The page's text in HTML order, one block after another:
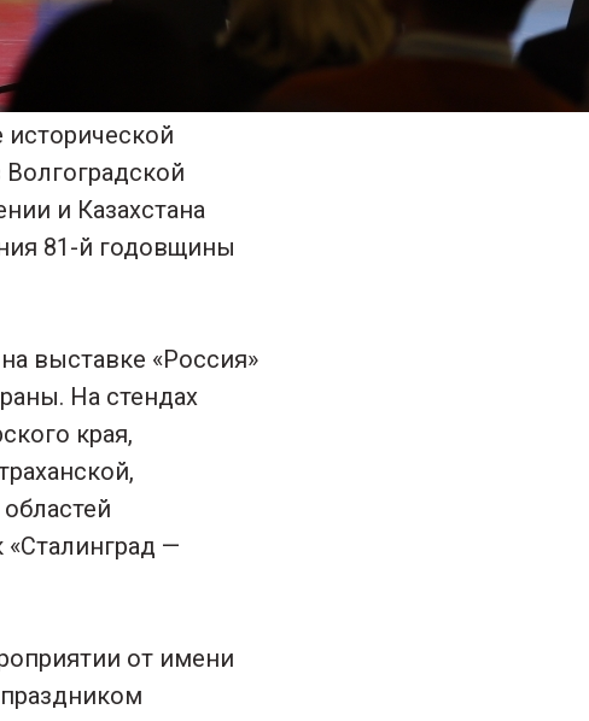
Волгоградской
и Казахстана
81-й годовщины
выставке «Россия»
На стендах
края,
—
от имени